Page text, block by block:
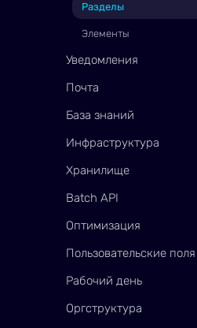
Разделы
Элементы
Уведомления
Почта
База знаний
Инфраструктура
Хранилище
Batch API
Оптимизация
Пользовательские поля
Рабочий день
Оргструктура